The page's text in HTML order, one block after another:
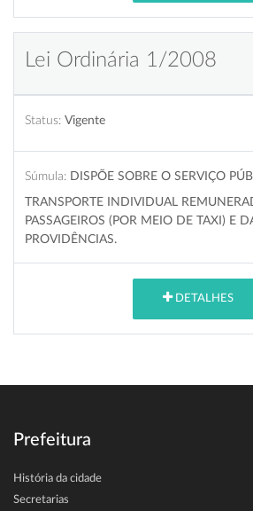
Lei Ordinária 1/2008
Status: Vigente
Súmula: DISPÕE SOBRE O SERVIÇO
TRANSPORTE INDIVIDUAL
PASSAGEIROS (POR MEIO DE TAXI) E
PROVIDÊNCIAS.
DETALHES
Prefeitura
História da cidade
Secretarias